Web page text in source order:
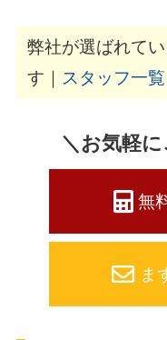
弊社が選ばれて
す｜ スタッフ一覧
＼お気軽
無
ま